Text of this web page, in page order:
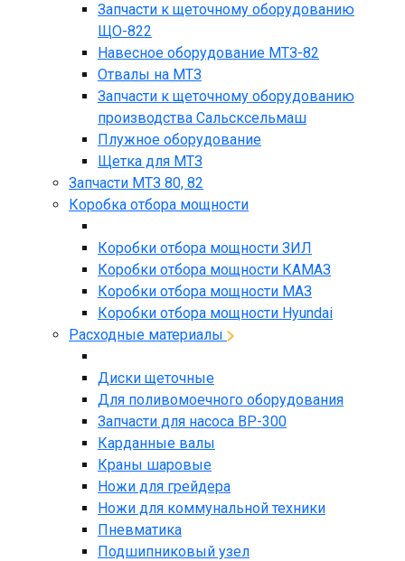
Запчасти к щеточному оборудованию
ЩО-822
Навесное оборудование МТЗ-82
Отвалы на МТЗ
Запчасти к щеточному оборудованию
производства Сальсксельмаш
Плужное оборудование
Щетка для МТЗ
Запчасти МТЗ 80, 82
Коробка отбора мощности
Коробки отбора мощности ЗИЛ
Коробки отбора мощности КАМАЗ
Коробки отбора мощности МАЗ
Коробки отбора мощности Hyundai
Расходные материалы
Диски щеточные
Для поливомоечного оборудования
Запчасти для насоса BP-300
Карданные валы
Краны шаровые
Ножи для грейдера
Ножи для коммунальной техники
Пневматика
Подшипниковый узел